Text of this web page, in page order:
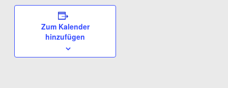
Zum Kalender
hinzufügen